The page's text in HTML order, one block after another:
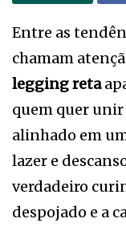
Entre as
chamam
legging reta
quem quer
alinhado em
lazer e
verdadeiro
despojado e a